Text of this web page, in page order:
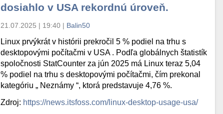
dosiahlo v USA rekordnú úroveň.
21.07.2025 | 19:40 | Balin50
Linux prvýkrát v histórii prekročil 5 % podiel na trhu s
desktopovými počítačmi v USA . Podľa globálnych štatistík
spoločnosti StatCounter za jún 2025 má Linux teraz 5,04
% podiel na trhu s desktopovými počítačmi, čím prekonal
kategóriu „ Neznámy “, ktorá predstavuje 4,76 %.
Zdroj: https://news.itsfoss.com/linux-desktop-usage-usa/